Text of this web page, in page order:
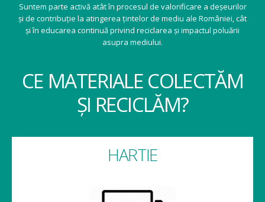
Suntem parte activă atât în procesul de valorificare a deșeurilor
și de contribuție la atingerea țintelor de mediu ale României, cât
și în educarea continuă privind reciclarea și impactul poluării
asupra mediului.
CE MATERIALE COLECTĂM
ȘI RECICLĂM?
HARTIE